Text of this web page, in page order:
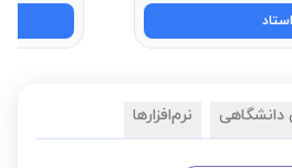
نرم‌افزارها